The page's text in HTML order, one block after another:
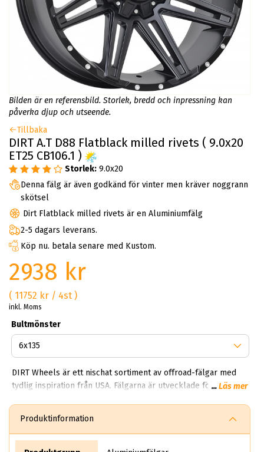
Bilden är en referensbild. Storlek, bredd och inpressning kan
påverka djup och utseende.
Tillbaka
DIRT A.T D88 Flatblack milled rivets ( 9.0x20
ET25 CB106.1 )
Storlek: 9.0x20
Denna fälg är även godkänd för vinter men kräver noggrann
skötsel
Dirt Flatblack milled rivets är en Aluminiumfälg
2-5 dagars leverans.
Köp nu. betala senare med Kustom.
2938 kr
( 11752 kr / 4st )
inkl. Moms
Bultmönster
DIRT Wheels är ett nischat sortiment av offroad-fälgar med
tydlig inspiration från USA. Fälgarna är utvecklade för större
passform är avgörande. Hos ABS Wheels hittar du DIRT
Wheels i stora storlekar, ofta från 18 tum upp till 26 tum,
anpassade för kraftfulla bilmodeller och breda
...Läs mer
Produktinformation